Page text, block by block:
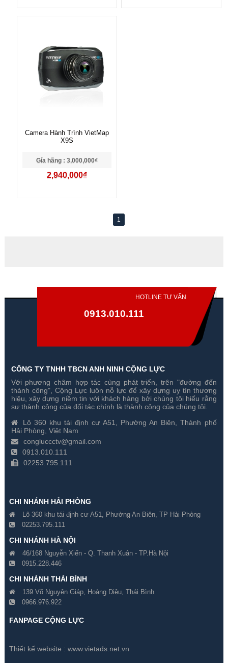
Camera Hành Trình VietMap
X9S
Gía hãng : 3,000,000₫
2,940,000₫
1
HOTLINE TƯ VẤN
0913.010.111
CÔNG TY TNHH TBCN ANH NINH CỘNG LỰC
Với phương châm hợp tác cùng phát triển, trên "đường đến
thành công", Cộng Lực luôn nỗ lực để xây dựng uy tín thương
hiệu, xây dựng niềm tin với khách hàng bởi chúng tôi hiểu rằng
sự thành công của đối tác chính là thành công của chúng tôi.
Lô 360 khu tái định cư A51, Phường An Biên, Thành phố
Hải Phòng, Việt Nam
congluccctv@gmail.com
0913.010.111
02253.795.111
CHI NHÁNH HẢI PHÒNG
Lô 360 khu tái định cư A51, Phường An Biên, TP Hải Phòng
02253.795.111
CHI NHÁNH HÀ NỘI
46/168 Nguyễn Xiển - Q. Thanh Xuân - TP.Hà Nội
0915.228.446
CHI NHÁNH THÁI BÌNH
139 Võ Nguyên Giáp, Hoàng Diệu, Thái Bình
0966.976.922
FANPAGE CỘNG LỰC
Thiết kế website : www.vietads.net.vn